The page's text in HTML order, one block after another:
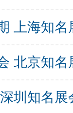
海知名展会
京知名展会
圳知名